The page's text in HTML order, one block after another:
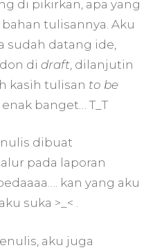
di pikirkan, apa yang
tulisannya. Aku
sudah datang ide,
di draft , dilanjutin
kasih tulisan to be
enak banget… T_T
dibuat
pada laporan
kan yang aku
suka >_< .
aku juga